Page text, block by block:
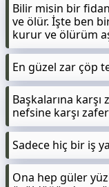
Bilir misin bir
ve ölür. İşte ben
kurur ve ölürüm
En güzel zar çöp
Başkalarına
nefsine karşı
Sadece hiç bir iş
Ona hep güler